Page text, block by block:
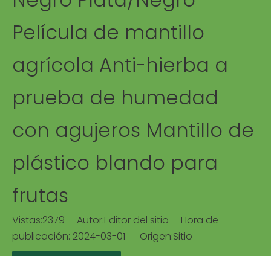
Película de mantillo
agrícola Anti-hierba a
prueba de humedad
con agujeros Mantillo de
plástico blando para
frutas
Vistas:2379 Autor:Editor del sitio Hora de
publicación: 2024-03-01 Origen:Sitio